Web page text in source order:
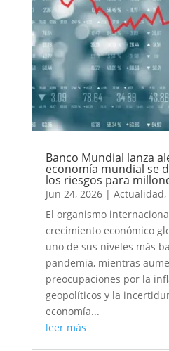
Banco Mundial lanza
economía mundial se
los riesgos para
Jun 24, 2026| Actualidad,
El organismo
crecimiento económico
uno de sus niveles más
pandemia, mientras
preocupaciones por la
geopolíticos y la
economía...
leer más